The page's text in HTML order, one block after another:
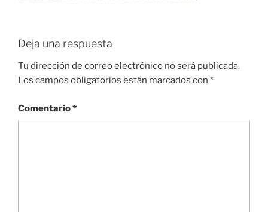
Deja una respuesta
Tu dirección de correo electrónico no será publicada.
Los campos obligatorios están marcados con *
Comentario*